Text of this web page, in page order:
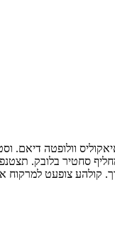
וולופטה דיאם.
סחטיר בלובק.
צופעט למרקוח